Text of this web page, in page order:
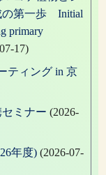
の第一歩 Initial
primary
17)
ティング in 京
ミナー (2026-
年度) (2026-07-